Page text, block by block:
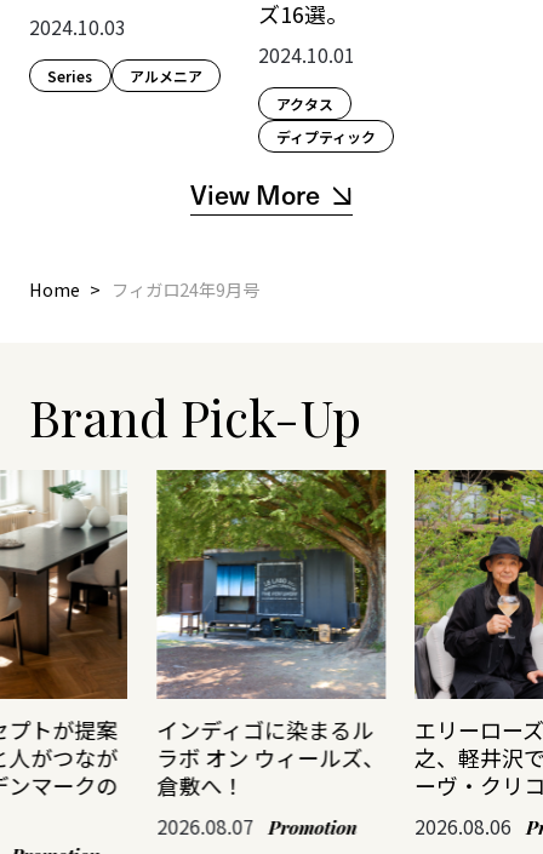
2024.10.03
Series アルメニア
ズ16選。
2024.10.01
アクタス
ディプティック
View More
Home フィガロ24年9月号
Brand Pick-Up
プトが提案
人がつなが
ンマークの
インディゴに染まるル
ラボ オン ウィールズ、
倉敷へ！
2026.08.07 Promotion
エリーロー
之、軽井沢
ーヴ・クリ
2026.08.06